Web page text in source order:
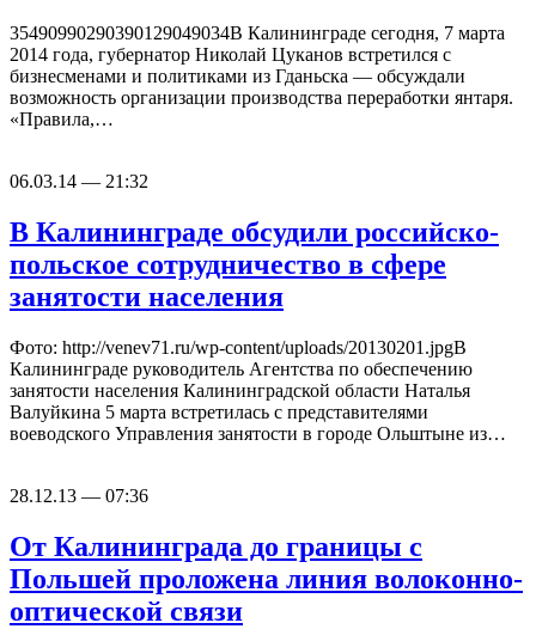
35490990290390129049034В Калининграде сегодня, 7 марта
2014 года, губернатор Николай Цуканов встретился с
бизнесменами и политиками из Гданьска — обсуждали
возможность организации производства переработки янтаря.
«Правила,…
06.03.14 — 21:32
В Калининграде обсудили российско-
польское сотрудничество в сфере
занятости населения
Фото: http://venev71.ru/wp-content/uploads/20130201.jpgВ
Калининграде руководитель Агентства по обеспечению
занятости населения Калининградской области Наталья
Валуйкина 5 марта встретилась с представителями
воеводского Управления занятости в городе Ольштыне из…
28.12.13 — 07:36
От Калининграда до границы с
Польшей проложена линия волоконно-
оптической связи